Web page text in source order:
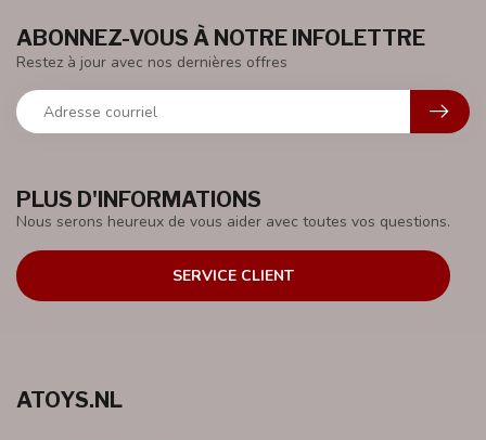
PLUS D'INFORMATIONS
Nous serons heureux de vous aider avec toutes vos questions.
SERVICE CLIENT
ABONNEZ-VOUS À NOTRE INFOLETTRE
Restez à jour avec nos dernières offres
ATOYS.NL